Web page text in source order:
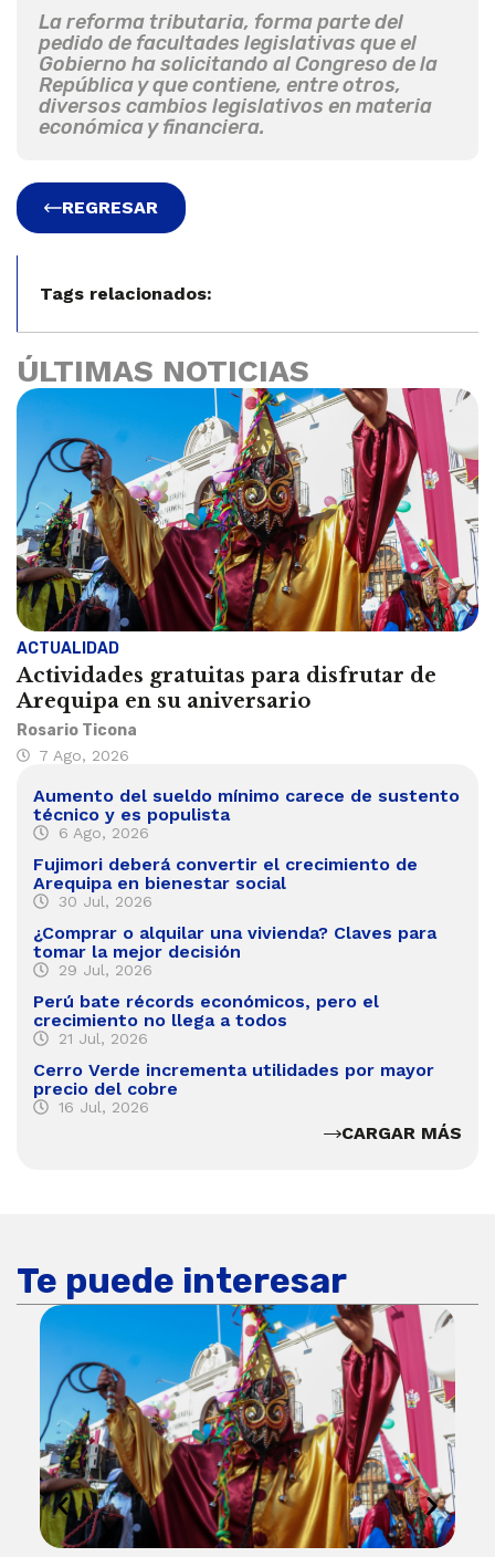
La reforma tributaria, forma parte del
pedido de facultades legislativas que el
Gobierno ha solicitando al Congreso de la
República y que contiene, entre otros,
diversos cambios legislativos en materia
económica y financiera.
REGRESAR
Tags relacionados:
ÚLTIMAS NOTICIAS
ACTUALIDAD
Actividades gratuitas para disfrutar de
Arequipa en su aniversario
Rosario Ticona
7 Ago, 2026
Aumento del sueldo mínimo carece de sustento
técnico y es populista
6 Ago, 2026
Fujimori deberá convertir el crecimiento de
Arequipa en bienestar social
30 Jul, 2026
¿Comprar o alquilar una vivienda? Claves para
tomar la mejor decisión
29 Jul, 2026
Perú bate récords económicos, pero el
crecimiento no llega a todos
21 Jul, 2026
Cerro Verde incrementa utilidades por mayor
precio del cobre
16 Jul, 2026
CARGAR MÁS
Te puede interesar